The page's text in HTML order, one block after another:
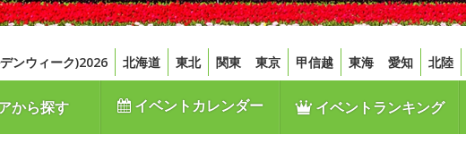
ンウィーク)2026 北海道 東北 関東 東京 甲信越 東海 愛知 北陸
から探す イベントカレンダー イベントランキング